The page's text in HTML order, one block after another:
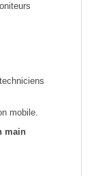
mobile.
main